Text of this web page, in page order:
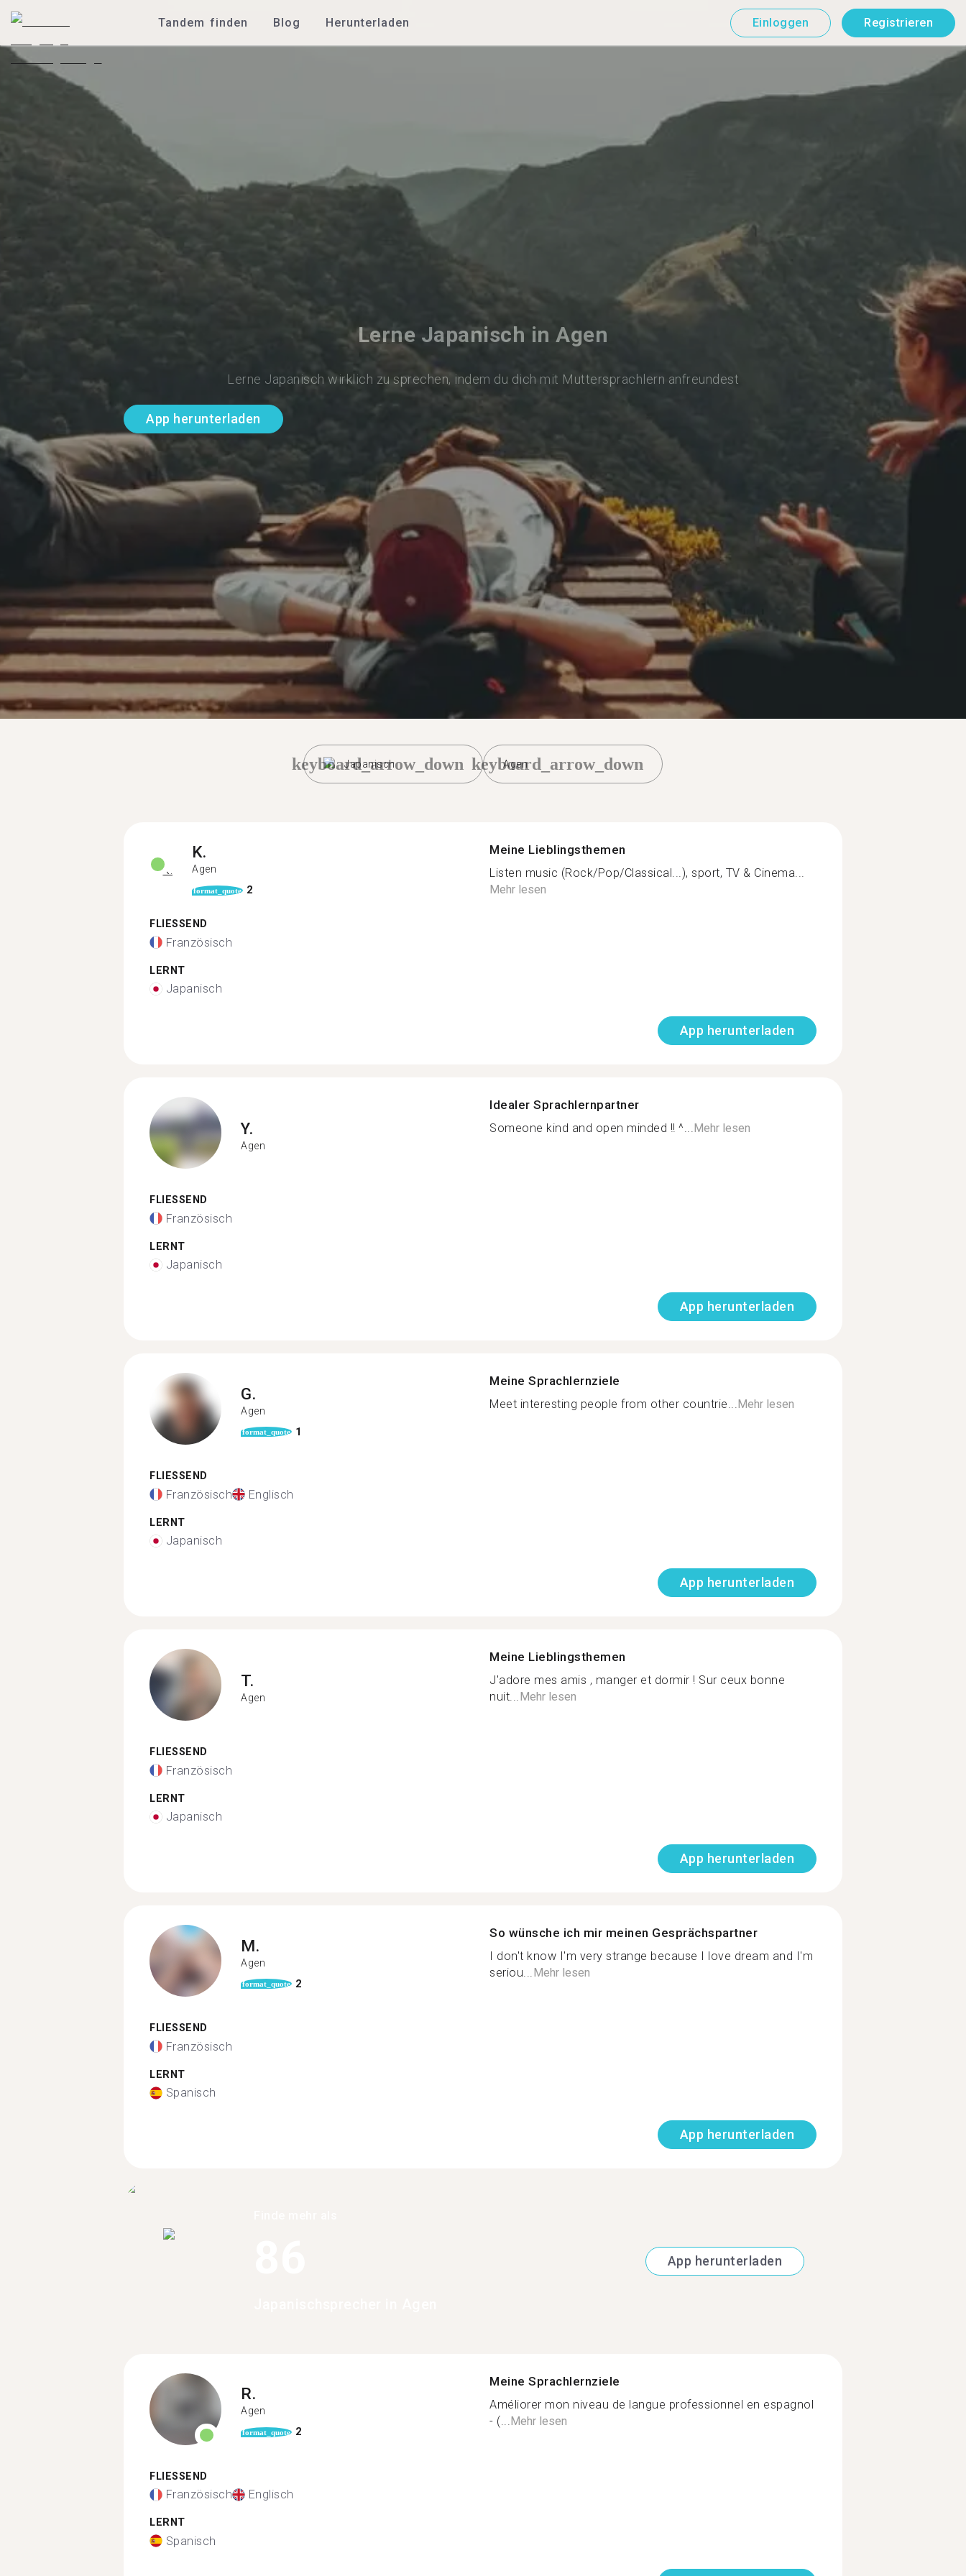
Tandem finden Blog Herunterladen Einloggen Registrieren
Lerne Japanisch in Agen
Lerne Japanisch wirklich zu sprechen, indem du dich mit Muttersprachlern anfreundest
App herunterladen
Japanisch
keyboard_arrow_down Agen
keyboard_arrow_down
K.
Agen
format_quote 2
FLIESSEND
Französisch
LERNT
Japanisch
Meine Lieblingsthemen
Listen music (Rock/Pop/Classical...), sport, TV & Cinema...
Mehr lesen
App herunterladen
Y.
Agen
FLIESSEND
Französisch
LERNT
Japanisch
Idealer Sprachlernpartner
Someone kind and open minded !! ^...Mehr lesen
App herunterladen
G.
Agen
format_quote 1
FLIESSEND
Französisch Englisch
LERNT
Japanisch
Meine Sprachlernziele
Meet interesting people from other countrie...Mehr lesen
App herunterladen
T.
Agen
FLIESSEND
Französisch
LERNT
Japanisch
Meine Lieblingsthemen
J'adore mes amis , manger et dormir ! Sur ceux bonne
nuit...Mehr lesen
App herunterladen
M.
Agen
format_quote 2
FLIESSEND
Französisch
LERNT
Spanisch
So wünsche ich mir meinen Gesprächspartner
I don't know I'm very strange because I love dream and I'm
seriou...Mehr lesen
App herunterladen
App herunterladen
R.
Agen
format_quote 2
FLIESSEND
Französisch Englisch
LERNT
Spanisch
Meine Sprachlernziele
Améliorer mon niveau de langue professionnel en espagnol
- (... Mehr lesen